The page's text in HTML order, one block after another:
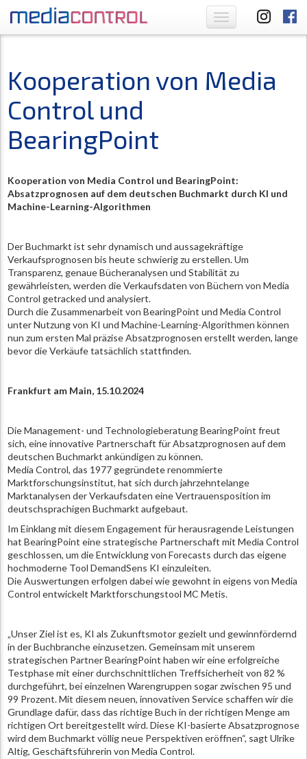
Toggle
navigation
Kooperation von Media
Control und
BearingPoint
Kooperation von Media Control und BearingPoint:
Absatzprognosen auf dem deutschen Buchmarkt durch KI und
Machine-Learning-Algorithmen
Der Buchmarkt ist sehr dynamisch und aussagekräftige
Verkaufsprognosen bis heute schwierig zu erstellen. Um
Transparenz, genaue Bücheranalysen und Stabilität zu
gewährleisten, werden die Verkaufsdaten von Büchern von Media
Control getracked und analysiert.
Durch die Zusammenarbeit von BearingPoint und Media Control
unter Nutzung von KI und Machine-Learning-Algorithmen können
nun zum ersten Mal präzise Absatzprognosen erstellt werden, lange
bevor die Verkäufe tatsächlich stattfinden.
Frankfurt am Main, 15.10.2024
Die Management- und Technologieberatung BearingPoint freut
sich, eine innovative Partnerschaft für Absatzprognosen auf dem
deutschen Buchmarkt ankündigen zu können.
Media Control, das 1977 gegründete renommierte
Marktforschungsinstitut, hat sich durch jahrzehntelange
Marktanalysen der Verkaufsdaten eine Vertrauensposition im
deutschsprachigen Buchmarkt aufgebaut.
Im Einklang mit diesem Engagement für herausragende Leistungen
hat BearingPoint eine strategische Partnerschaft mit Media Control
geschlossen, um die Entwicklung von Forecasts durch das eigene
hochmoderne Tool DemandSens KI einzuleiten.
Die Auswertungen erfolgen dabei wie gewohnt in eigens von Media
Control entwickelt Marktforschungstool MC Metis.
„Unser Ziel ist es, KI als Zukunftsmotor gezielt und gewinnfördernd
in der Buchbranche einzusetzen. Gemeinsam mit unserem
strategischen Partner BearingPoint haben wir eine erfolgreiche
Testphase mit einer durchschnittlichen Treffsicherheit von 82 %
durchgeführt, bei einzelnen Warengruppen sogar zwischen 95 und
99 Prozent. Mit diesem neuen, innovativen Service schaffen wir die
Grundlage dafür, dass das richtige Buch in der richtigen Menge am
richtigen Ort bereitgestellt wird. Diese KI-basierte Absatzprognose
wird dem Buchmarkt völlig neue Perspektiven eröffnen“, sagt Ulrike
Altig, Geschäftsführerin von Media Control.